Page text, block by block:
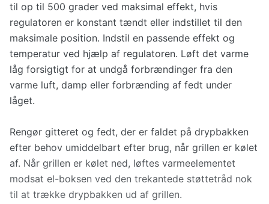
til op til 500 grader ved maksimal effekt, hvis
regulatoren er konstant tændt eller indstillet til den
maksimale position. Indstil en passende effekt og
temperatur ved hjælp af regulatoren. Løft det varme
låg forsigtigt for at undgå forbrændinger fra den
varme luft, damp eller forbrænding af fedt under
låget.
Rengør gitteret og fedt, der er faldet på drypbakken
efter behov umiddelbart efter brug, når grillen er kølet
af. Når grillen er kølet ned, løftes varmeelementet
modsat el-boksen ved den trekantede støttetråd nok
til at trække drypbakken ud af grillen.